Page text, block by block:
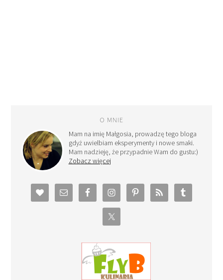
O MNIE
Mam na imię Małgosia, prowadzę tego bloga
gdyż uwielbiam eksperymenty i nowe smaki.
Mam nadzieję, że przypadnie Wam do gustu:)
Zobacz więcej